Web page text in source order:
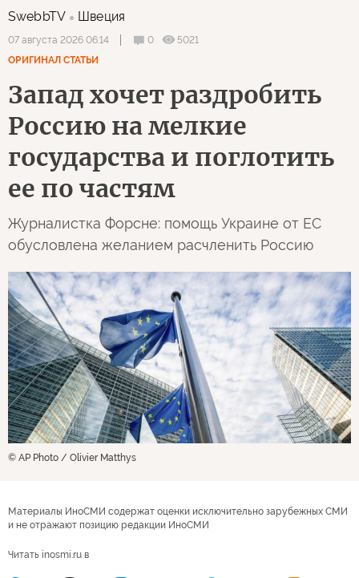
SwebbTV Швеция
07 августа 2026 06:14 0
5021
ОРИГИНАЛ СТАТЬИ
Запад хочет раздробить
Россию на мелкие
государства и поглотить
ее по частям
Журналистка Форсне: помощь Украине от ЕС
обусловлена желанием расчленить Россию
© AP Photo / Olivier Matthys
Материалы ИноСМИ содержат оценки исключительно зарубежных СМИ
и не отражают позицию редакции ИноСМИ
Читать inosmi.ru в